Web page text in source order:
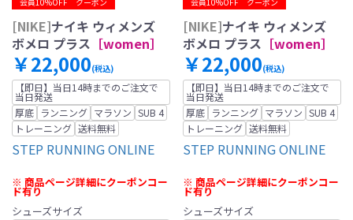
[NIKE]ナイキ ウィメンズ
ボメロ プラス ［women］
￥22,000(税込)
【即日】当日14時までのご注文で
当日発送
厚底 ランニング マラソン SUB 4
トレーニング 送料無料
STEP RUNNING ONLINE
※ 商品ページ詳細にクーポンコー
ド有り
シューズサイズ
[NIKE]ナイキ ウィメンズ
ボメロ プラス ［women］
￥22,000(税込)
【即日】当日14時までのご注文で
当日発送
厚底 ランニング マラソン SUB 4
トレーニング 送料無料
STEP RUNNING ONLINE
※ 商品ページ詳細にクーポンコー
ド有り
シューズサイズ